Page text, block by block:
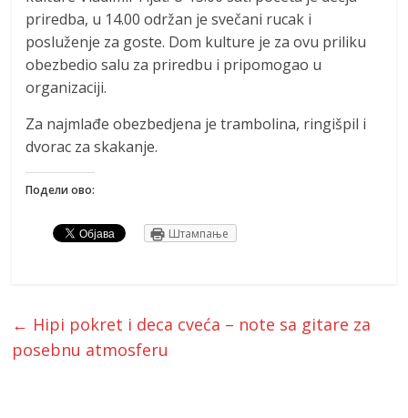
priredba, u 14.00 održan je svečani rucak i
posluženje za goste. Dom kulture je za ovu priliku
obezbedio salu za priredbu i pripomogao u
organizaciji.
Za najmlađe obezbedjena je trambolina, ringišpil i
dvorac za skakanje.
Подели ово:
Штампање
← Hipi pokret i deca cveća – note sa gitare za
posebnu atmosferu